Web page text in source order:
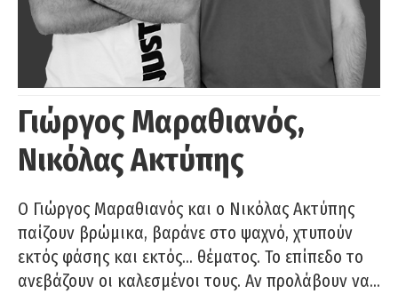
Γιώργος Μαραθιανός,
Νικόλας Ακτύπης
Ο Γιώργος Μαραθιανός και ο Νικόλας Ακτύπης
παίζουν βρώμικα, βαράνε στο ψαχνό, χτυπούν
εκτός φάσης και εκτός… θέματος. Το επίπεδο το
ανεβάζουν οι καλεσμένοι τους. Αν προλάβουν να…